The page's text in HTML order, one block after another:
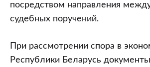
посредством направления
судебных поручений.
При рассмотрении спора в
Республики Беларусь